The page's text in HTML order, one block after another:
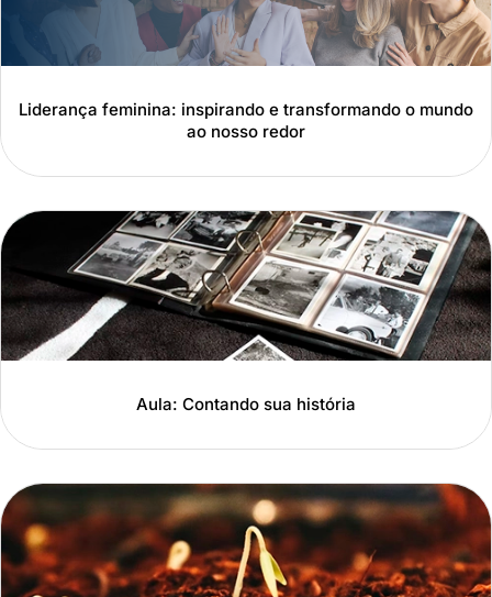
Liderança feminina: inspirando e transformando o mundo
ao nosso redor
Aula: Contando sua história